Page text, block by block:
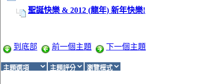
聖誕快樂 & 2012 (龍年) 新年快樂!
到底部 前一個主題 下一個主題